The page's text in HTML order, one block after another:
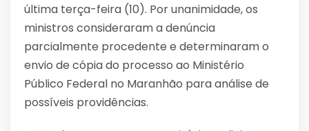
última terça-feira (10). Por unanimidade, os
ministros consideraram a denúncia
parcialmente procedente e determinaram o
envio de cópia do processo ao Ministério
Público Federal no Maranhão para análise de
possíveis providências.